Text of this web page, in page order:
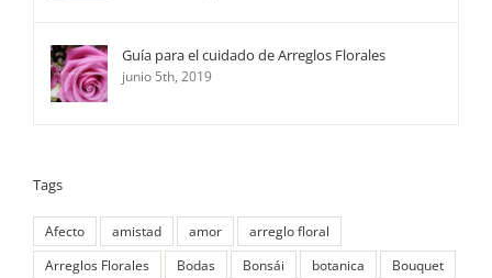
Guía para el cuidado de Arreglos Florales
junio 5th, 2019
Tags
Afecto amistad amor
arreglo floral
Arreglos Florales
Bodas Bonsái botanica
Bouquet